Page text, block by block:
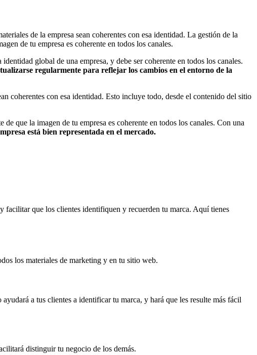
de la empresa sean coherentes con esa identidad. La gestión de la
de tu empresa es coherente en todos los canales.
identidad global de una empresa, y debe ser coherente en todos los canales.
regularmente para reflejar los cambios en el entorno de la
coherentes con esa identidad. Esto incluye todo, desde el contenido del sitio
que la imagen de tu empresa es coherente en todos los canales. Con una
está bien representada en el mercado.
facilitar que los clientes identifiquen y recuerden tu marca. Aquí tienes
los materiales de marketing y en tu sitio web.
a tus clientes a identificar tu marca, y hará que les resulte más fácil
distinguir tu negocio de los demás.